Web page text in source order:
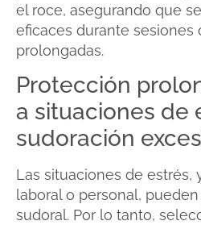
el roce, asegurando que
eficaces durante sesiones
prolongadas.
Protección
a situaciones de
sudoración
Las situaciones de estrés,
laboral o personal,
sudoral. Por lo tanto,